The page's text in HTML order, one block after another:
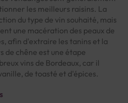
les meilleurs raisins. La
du type de vin souhaité, mais
une macération des peaux de
afin d'extraire les tanins et la
de chêne est une étape
vins de Bordeaux, car il
de toasté et d'épices.